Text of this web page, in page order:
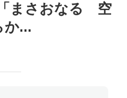
まさおなる 空
...